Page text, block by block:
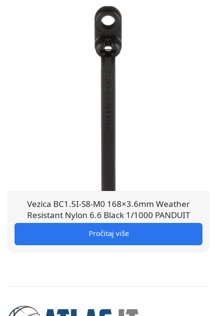
Vezica BC1.5I-S8-M0 168×3.6mm Weather
Resistant Nylon 6.6 Black 1/1000 PANDUIT
Pročitaj više